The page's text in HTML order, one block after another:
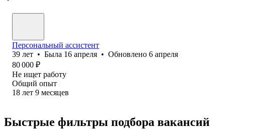
Персональный ассистент
39 лет • Была 16 апреля • Обновлено 6 апреля
80 000 ₽
Не ищет работу
Общий опыт
18 лет 9 месяцев
Быстрые фильтры подбора вакансий